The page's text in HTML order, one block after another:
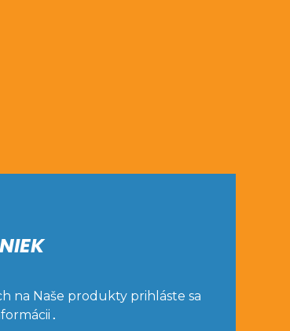
na Naše produkty prihláste sa
.